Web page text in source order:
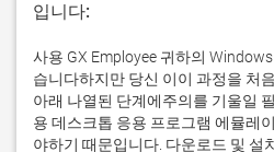
입니다:
사용 GX Employee 귀하의
습니다하지만 당신 이이 과정을 처
아래 나열된 단계에주의를 기울일
용 데스크톱 응용 프로그램 에뮬레
야하기 때문입니다. 다운로드 및 설